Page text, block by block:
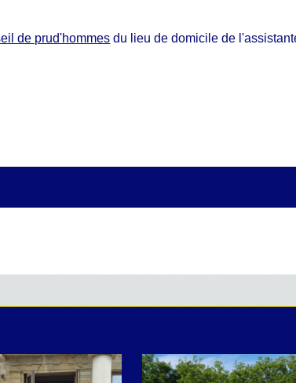
de prud'hommes du lieu de domicile de